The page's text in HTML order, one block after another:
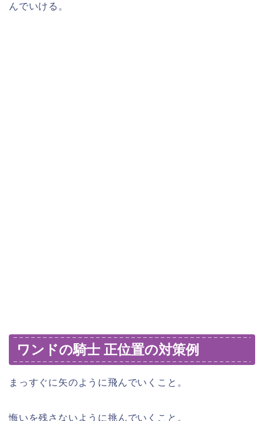
んでいける。
ワンドの騎士 正位置の対策例
まっすぐに矢のように飛んでいくこと。
悔いを残さないように挑んでいくこと。